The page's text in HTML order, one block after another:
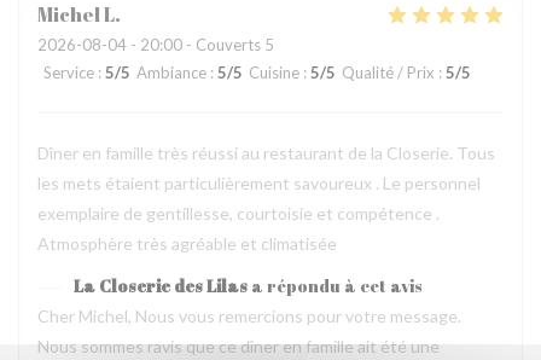
MichelL
2026-08-04 - 20:00 - Couverts 5
Service : 5/5 Ambiance : 5/5 Cuisine : 5/5 Qualité / Prix : 5/5
Dîner en famille très réussi au restaurant de la Closerie. Tous
les mets étaient particulièrement savoureux . Le personnel
exemplaire de gentillesse, courtoisie et compétence .
Atmosphère très agréable et climatisée
La Closerie des Lilas a répondu à cet avis
Cher Michel, Nous vous remercions pour votre message.
Nous sommes ravis que ce dîner en famille ait été une